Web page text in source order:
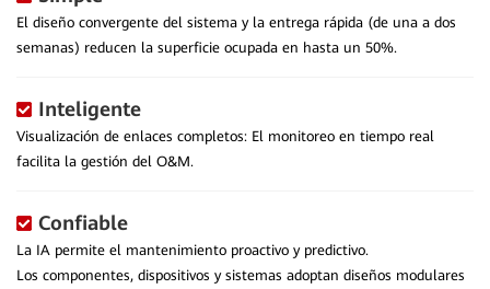
El diseño convergente del sistema y la entrega rápida (de una a dos
semanas) reducen la superficie ocupada en hasta un 50%.
Inteligente
Visualización de enlaces completos: El monitoreo en tiempo real
facilita la gestión del O&M.
Confiable
La IA permite el mantenimiento proactivo y predictivo.
Los componentes, dispositivos y sistemas adoptan diseños modulares